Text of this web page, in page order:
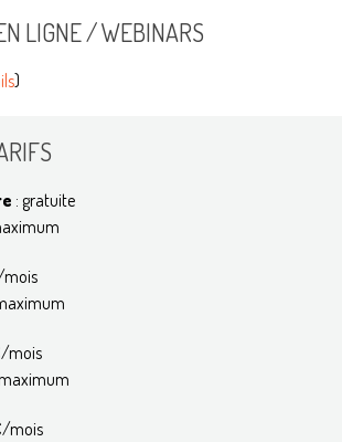
LIGNE / WEBINARS
)
: gratuite
mois
mois